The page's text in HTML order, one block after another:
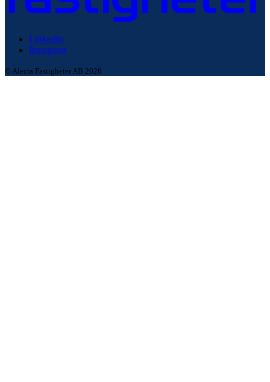
Linkedin
Instagram
© Alecta Fastigheter AB 2026